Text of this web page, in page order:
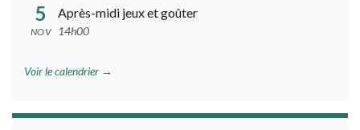
5
NOV
Après-midi jeux et goûter
14h00
Voir le calendrier →